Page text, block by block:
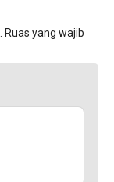
Ruas yang wajib